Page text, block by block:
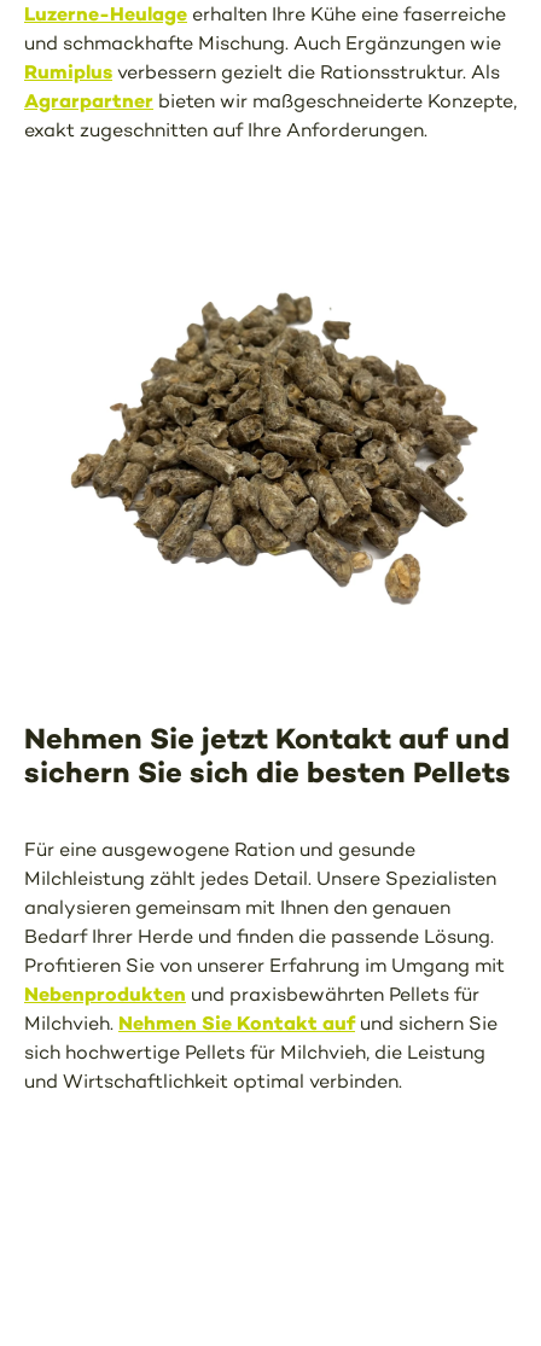
Luzerne-Heulage erhalten Ihre Kühe eine faserreiche
und schmackhafte Mischung. Auch Ergänzungen wie
Rumiplus verbessern gezielt die Rationsstruktur. Als
Agrarpartner bieten wir maßgeschneiderte Konzepte,
exakt zugeschnitten auf Ihre Anforderungen.
Nehmen Sie jetzt Kontakt auf und
sichern Sie sich die besten Pellets
Für eine ausgewogene Ration und gesunde
Milchleistung zählt jedes Detail. Unsere Spezialisten
analysieren gemeinsam mit Ihnen den genauen
Bedarf Ihrer Herde und finden die passende Lösung.
Profitieren Sie von unserer Erfahrung im Umgang mit
Nebenprodukten und praxisbewährten Pellets für
Milchvieh. Nehmen Sie Kontakt aufund sichern Sie
sich hochwertige Pellets für Milchvieh, die Leistung
und Wirtschaftlichkeit optimal verbinden.